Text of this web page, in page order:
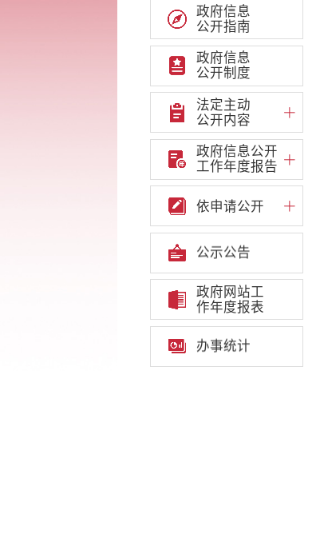
政府信息
公开指南
政府信息
公开制度
法定主动
公开内容
政府信息公开
工作年度报告
依申请公开
公示公告
政府网站工
作年度报表
办事统计